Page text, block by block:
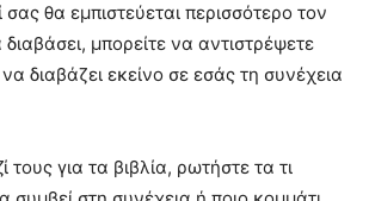
σας θα εµπιστεύεται περισσότερο τον
µπορείτε να αντιστρέψετε
διαβάζει εκείνο σε εσάς τη συνέχεια
τους για τα βιβλία, ρωτήστε τα τι